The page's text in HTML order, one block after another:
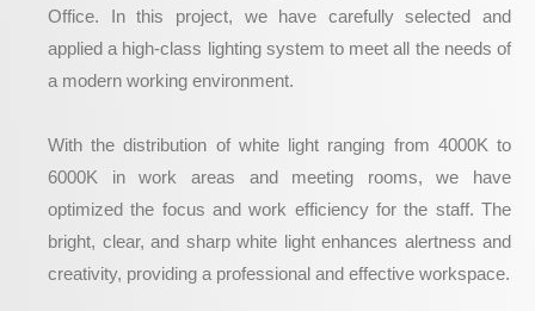
Office. In this project, we have carefully selected and
applied a high-class lighting system to meet all the needs of
a modern working environment.
With the distribution of white light ranging from 4000K to
6000K in work areas and meeting rooms, we have
optimized the focus and work efficiency for the staff. The
bright, clear, and sharp white light enhances alertness and
creativity, providing a professional and effective workspace.